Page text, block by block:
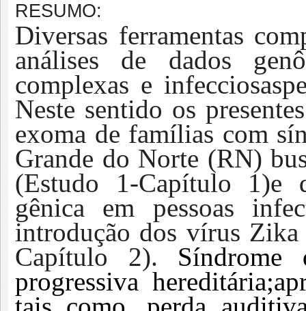
RESUMO:
Diversas ferramentas
análises de dados
complexas e
Neste sentido os
exoma de famílias com
Grande do Norte (RN)
(Estudo 1-Capítulo 1)e
gênica em pessoas
introdução dos vírus
Capítulo 2).
progressiva